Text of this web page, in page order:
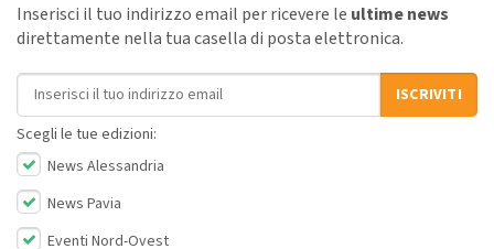
Inserisci il tuo indirizzo email per ricevere le ultime news
direttamente nella tua casella di posta elettronica.
Indirizzo email
ISCRIVITI
Scegli le tue edizioni:
News Alessandria
News Pavia
Eventi Nord-Ovest